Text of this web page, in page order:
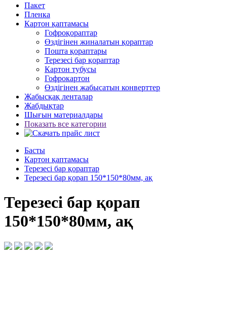
Пакет
Пленка
Картон қаптамасы
Гофроқораптар
Өздігінен жиналатын қораптар
Пошта қораптары
Терезесі бар қораптар
Картон тубусы
Гофрокартон
Өздігінен жабысатын конверттер
Жабысқақ ленталар
Жабдықтар
Шығын материалдары
Показать все категории
Басты
Картон қаптамасы
Терезесі бар қораптар
Терезесі бар қорап 150*150*80мм, ақ
Терезесі бар қорап
150*150*80мм, ақ